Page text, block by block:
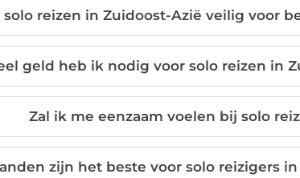
solo reizen in Zuidoost-Azië veilig voor
geld heb ik nodig voor solo reizen in
Zal ik me eenzaam voelen bij solo
zijn het beste voor solo reizigers